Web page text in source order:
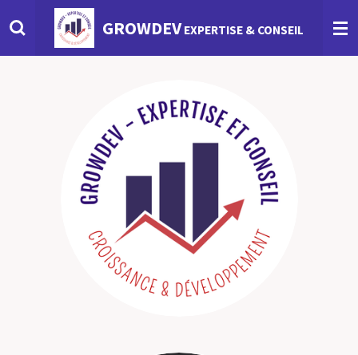
au
GROWDEV EXPERTISE & CONSEIL